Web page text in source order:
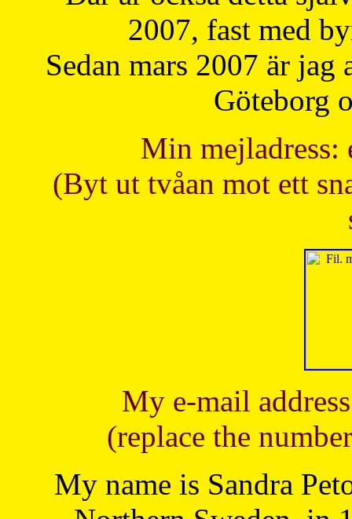
2007, fast med
Sedan mars 2007 är
Göteborg
Min mejladress:
(Byt ut tvåan mot ett
My e-mail
(replace the
My name is Sandra